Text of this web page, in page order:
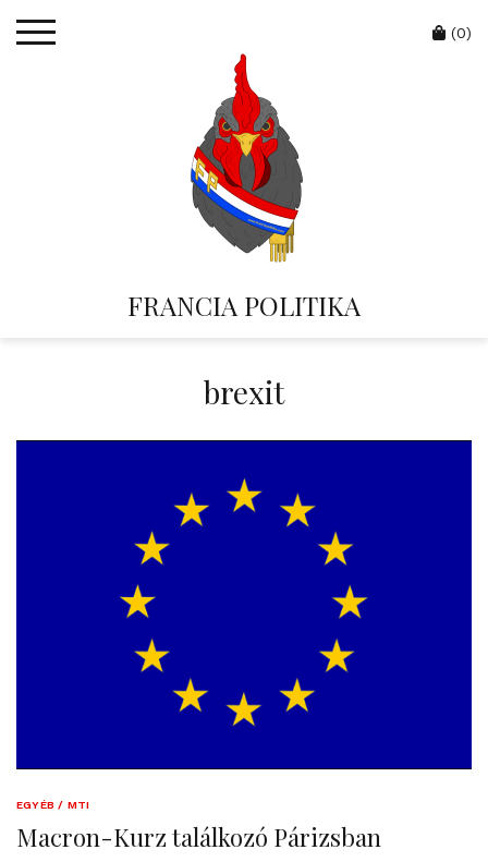
FRANCIA POLITIKA
Cart
(0)
brexit
EGYÉB / MTI
Macron-Kurz találkozó Párizsban